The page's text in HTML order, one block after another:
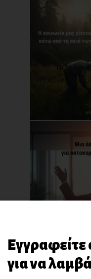
Το
«Η κοινωνία
Εγγραφείτε
για να